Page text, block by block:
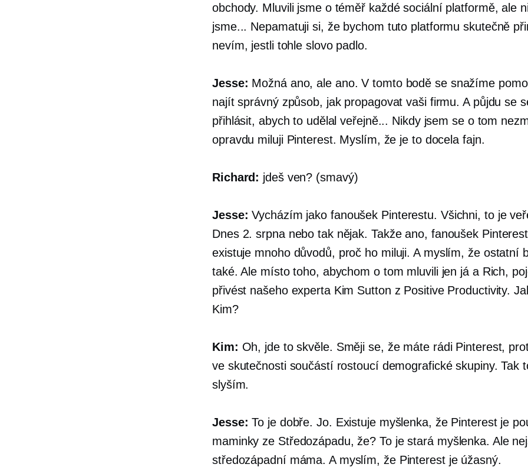
obchody. Mluvili jsme o téměř každé sociální platformě, ale
jsme... Nepamatuji si, že bychom tuto platformu skutečně
nevím, jestli tohle slovo padlo.
Jesse: Možná ano, ale ano. V tomto bodě se snažíme
najít správný způsob, jak propagovat vaši firmu. A půjdu se
přihlásit, abych to udělal veřejně... Nikdy jsem se o tom
opravdu miluji Pinterest. Myslím, že je to docela fajn.
Richard: jdeš ven? (smavý)
Jesse: Vycházím jako fanoušek Pinterestu. Všichni, to je
Dnes 2. srpna nebo tak nějak. Takže ano, fanoušek
existuje mnoho důvodů, proč ho miluji. A myslím, že ostatní
také. Ale místo toho, abychom o tom mluvili jen já a Rich,
přivést našeho experta Kim Sutton z Positive Productivity.
Kim?
Kim: Oh, jde to skvěle. Směji se, že máte rádi Pinterest,
ve skutečnosti součástí rostoucí demografické skupiny. Tak
slyším.
Jesse: To je dobře. Jo. Existuje myšlenka, že Pinterest je
maminky ze Středozápadu, že? To je stará myšlenka. Ale
středozápadní máma. A myslím, že Pinterest je úžasný.